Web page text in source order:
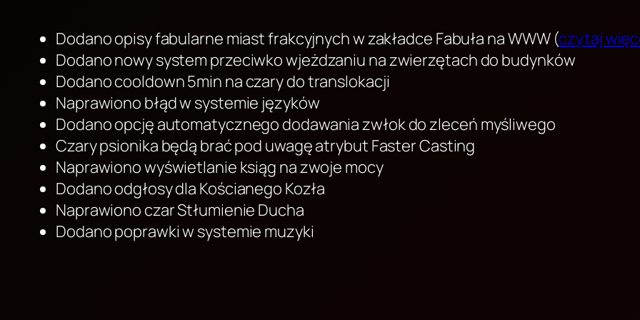
Dodano opisy fabularne miast frakcyjnych w zakładce Fabuła na WWW (czytaj
Dodano nowy system przeciwko wjeżdzaniu na zwierzętach do budynków
Dodano cooldown 5min na czary do translokacji
Naprawiono błąd w systemie języków
Dodano opcję automatycznego dodawania zwłok do zleceń myśliwego
Czary psionika będą brać pod uwagę atrybut Faster Casting
Naprawiono wyświetlanie ksiąg na zwoje mocy
Dodano odgłosy dla Kościanego Kozła
Naprawiono czar Stłumienie Ducha
Dodano poprawki w systemie muzyki